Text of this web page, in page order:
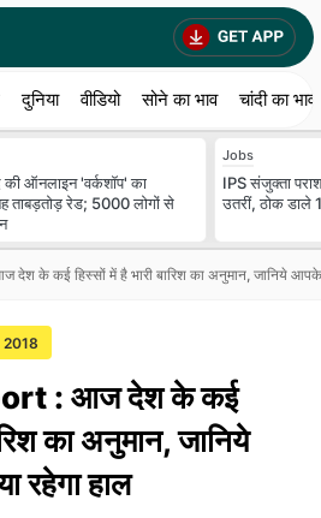
दुनिया वीडियो सोने का भाव चांदी का भाव
ऑनलाइन 'वर्कशॉप' का
ताबड़तोड़ रेड; 5000 लोगों से
Jobs
IPS संजुक्ता
उतरीं, ठोक डाले
के कई हिस्सों में है भारी बारिश का अनुमान, जानिये आपके
: आज देश के कई
का अनुमान, जानिये
रहेगा हाल